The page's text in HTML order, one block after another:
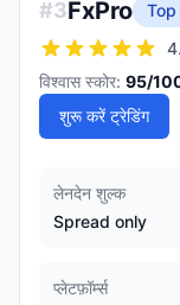
#3FxPro
Top
विश्वास स्कोर: 95/
शुरू करें ट्रेडिंग
लेनदेन शुल्क
Spread only
प्लेटफ़ॉर्म्स